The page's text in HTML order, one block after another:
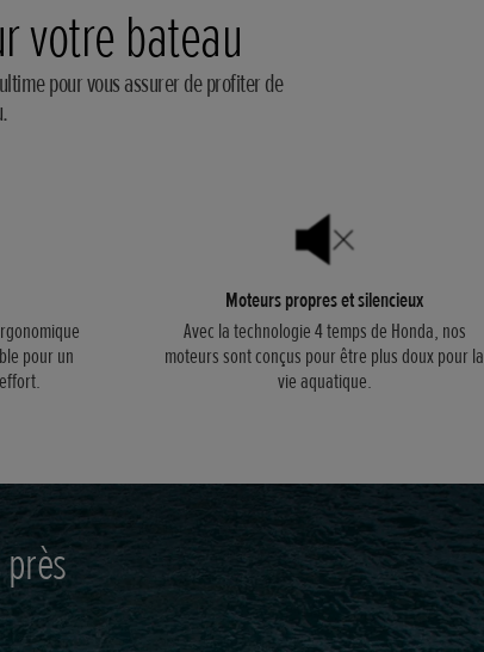
votre bateau
pour vous assurer de profiter de
pour un
Moteurs propres et silencieux
Avec la technologie 4 temps de Honda, nos
moteurs sont conçus pour être plus doux pour la
vie aquatique.